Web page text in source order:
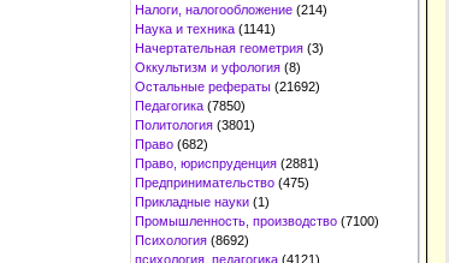
Налоги, налогообложение (214)
Наука и техника (1141)
Начертательная геометрия (3)
Оккультизм и уфология (8)
Остальные рефераты (21692)
Педагогика (7850)
Политология (3801)
Право (682)
Право, юриспруденция (2881)
Предпринимательство (475)
Прикладные науки (1)
Промышленность, производство (7100)
Психология (8692)
психология, педагогика (4121)